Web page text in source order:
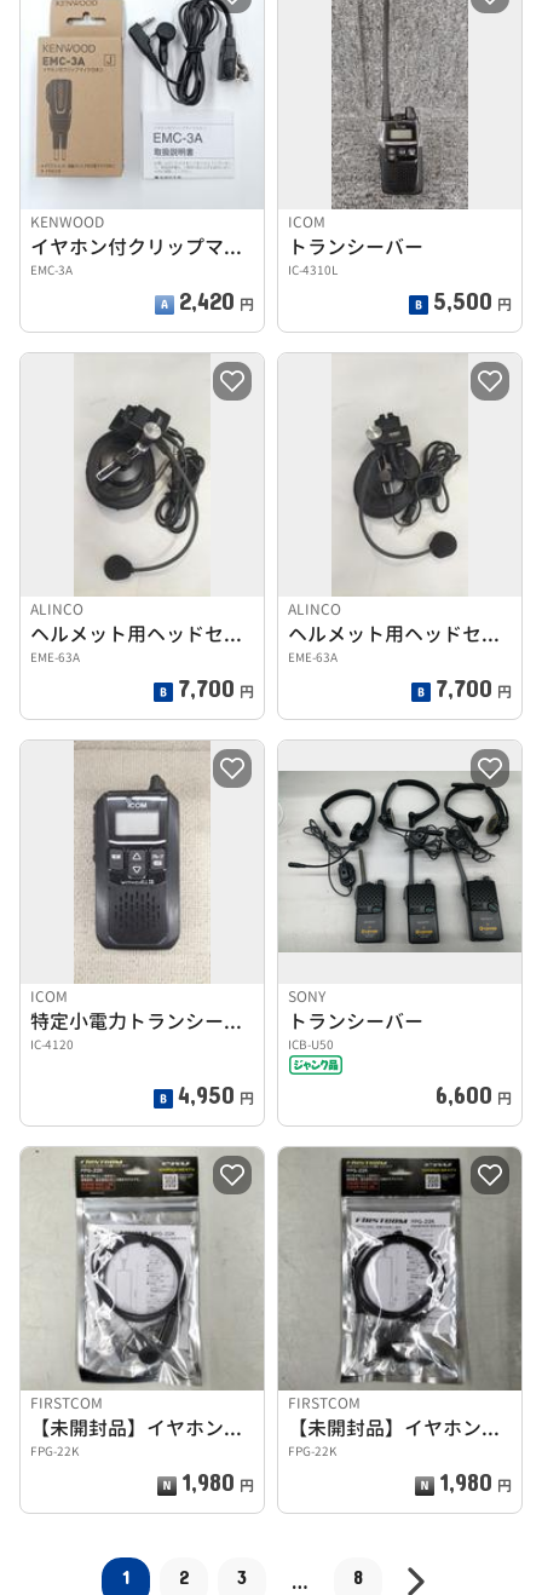
KENWOOD
イヤホン付クリップマイクロホン
EMC-3A
2,420 円
ICOM
トランシーバー
IC-4310L
5,500 円
ALINCO
ヘルメット用ヘッドセット
EME-63A
7,700 円
ALINCO
ヘルメット用ヘッドセット
EME-63A
7,700 円
ICOM
特定小電力トランシーバー
IC-4120
4,950 円
SONY
トランシーバー
ICB-U50
6,600 円
FIRSTCOM
【未開封品】イヤホンマイク
FPG-22K
1,980 円
FIRSTCOM
【未開封品】イヤホンマイク
FPG-22K
1,980 円
1 2 3 … 8